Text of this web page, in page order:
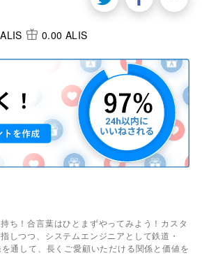
0.00 ALIS
ち！合言葉はひとまずやってみよう！カスタ
しつつ、システムエンジニアとして鉄道・
通して、長くご愛顧いただける関係と価値を